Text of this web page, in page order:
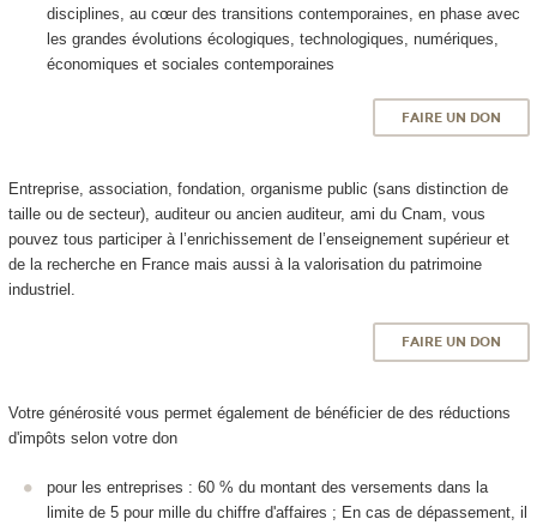
disciplines, au cœur des transitions contemporaines, en phase avec
les grandes évolutions écologiques, technologiques, numériques,
économiques et sociales contemporaines
FAIRE UN DON
Entreprise, association, fondation, organisme public (sans distinction de
taille ou de secteur), auditeur ou ancien auditeur, ami du Cnam, vous
pouvez tous participer à l’enrichissement de l’enseignement supérieur et
de la recherche en France mais aussi à la valorisation du patrimoine
industriel.
FAIRE UN DON
Votre générosité vous permet également de bénéficier de des réductions
d'impôts selon votre don
pour les entreprises : 60 % du montant des versements dans la
limite de 5 pour mille du chiffre d'affaires ; En cas de dépassement, il